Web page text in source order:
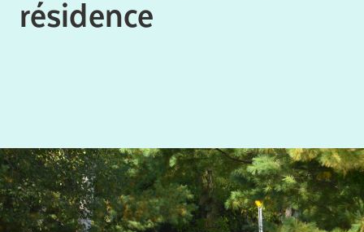
Comprendre la vie en résidence
Ce qui est inclus
Votre appartement
Aires communes
Planifier une visite
résidence